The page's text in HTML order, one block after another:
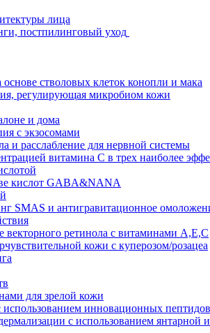
лица
постпилинговый уход
стволовых клеток конопли и мака
регулирующая микробиом кожи
и дома
с экзосомами
расслабление для нервной системы
витамина C в трех наиболее
кислот GABA&NANA
SMAS и антигравитационное
ретинола с витаминами A,Е,С
кожи с куперозом/розацеа
для зрелой кожи
инновационных пептидов
с использованием янтарной